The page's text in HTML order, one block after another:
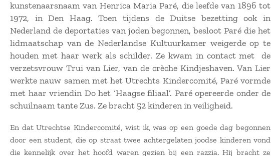
kunstenaarsnaam van Henrica Maria Paré, die leefde van 1896 tot
1972, in Den Haag. Toen tijdens de Duitse bezetting ook in
Nederland de deportaties van joden begonnen, besloot Paré die het
lidmaatschap van de Nederlandse Kultuurkamer weigerde op te
houden met haar werk als schilder. Ze kwam in contact met de
verzetsvrouw Trui van Lier, van de crèche Kindjeshaven. Van Lier
werkte nauw samen met het Utrechts Kindercomité, Paré vormde
met haar vriendin Do het ‘Haagse filiaal’. Paré opereerde onder de
schuilnaam tante Zus. Ze bracht 52 kinderen in veiligheid.
En dat Utrechtse Kindercomité, wist ik, was op een goede dag begonnen
door een student, die op straat twee achtergelaten joodse kinderen vond
die kennelijk over het hoofd waren gezien bij een razzia. Hij bracht ze